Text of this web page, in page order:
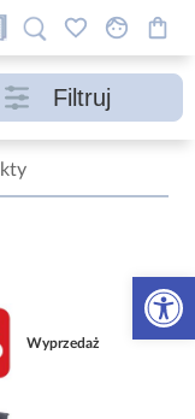
Otwórz
Filtruj
Wyprzedaż